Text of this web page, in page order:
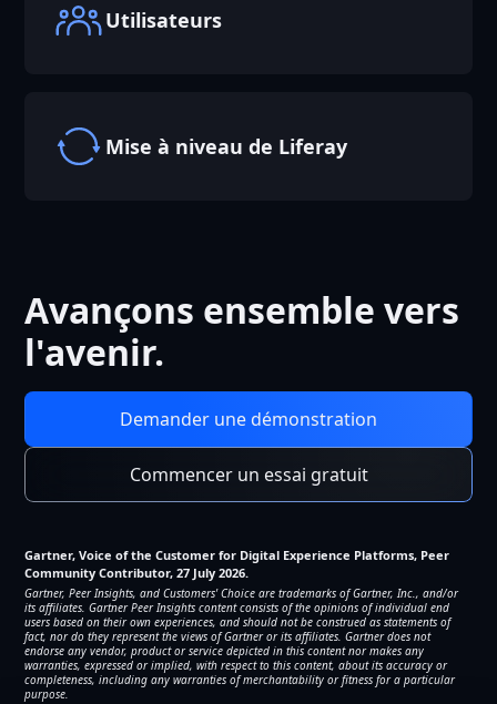
Utilisateurs
Mise à niveau de Liferay
Avançons ensemble vers
l'avenir.
Demander une démonstration
Commencer un essai gratuit
Gartner, Voice of the Customer for Digital Experience Platforms, Peer
Community Contributor, 27 July 2026.
Gartner, Peer Insights, and Customers' Choice are trademarks of Gartner, Inc., and/or
its affiliates. Gartner Peer Insights content consists of the opinions of individual end
users based on their own experiences, and should not be construed as statements of
fact, nor do they represent the views of Gartner or its affiliates. Gartner does not
endorse any vendor, product or service depicted in this content nor makes any
warranties, expressed or implied, with respect to this content, about its accuracy or
completeness, including any warranties of merchantability or fitness for a particular
purpose.